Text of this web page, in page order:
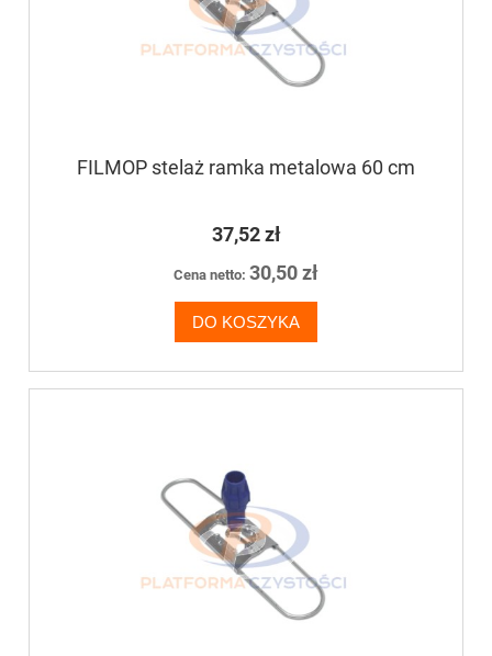
FILMOP stelaż ramka metalowa 60 cm
37,52 zł
Cena netto: 30,50 zł
DO KOSZYKA